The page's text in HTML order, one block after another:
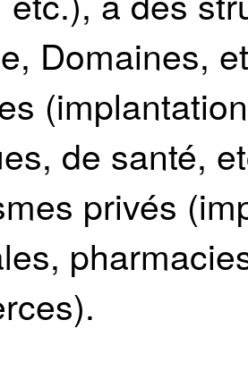
Domaines,
de santé,
privés